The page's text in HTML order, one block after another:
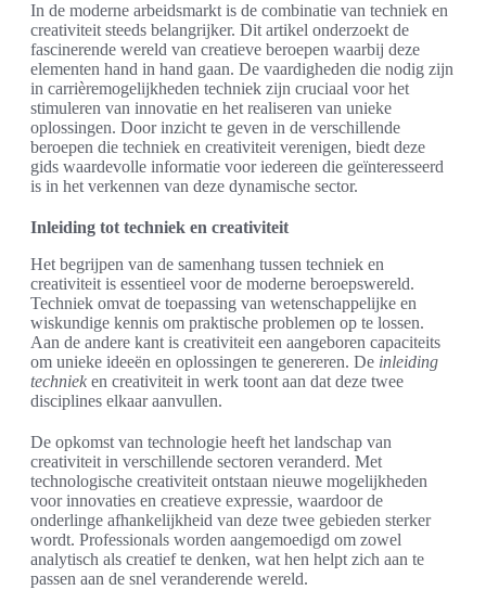
In de moderne arbeidsmarkt is de combinatie van techniek en
creativiteit steeds belangrijker. Dit artikel onderzoekt de
fascinerende wereld van creatieve beroepen waarbij deze
elementen hand in hand gaan. De vaardigheden die nodig zijn
in carrièremogelijkheden techniek zijn cruciaal voor het
stimuleren van innovatie en het realiseren van unieke
oplossingen. Door inzicht te geven in de verschillende
beroepen die techniek en creativiteit verenigen, biedt deze
gids waardevolle informatie voor iedereen die geïnteresseerd
is in het verkennen van deze dynamische sector.
Inleiding tot techniek en creativiteit
Het begrijpen van de samenhang tussen techniek en
creativiteit is essentieel voor de moderne beroepswereld.
Techniek omvat de toepassing van wetenschappelijke en
wiskundige kennis om praktische problemen op te lossen.
Aan de andere kant is creativiteit een aangeboren capaciteits
om unieke ideeën en oplossingen te genereren. De inleiding
techniek en creativiteit in werk toont aan dat deze twee
disciplines elkaar aanvullen.
De opkomst van technologie heeft het landschap van
creativiteit in verschillende sectoren veranderd. Met
technologische creativiteit ontstaan nieuwe mogelijkheden
voor innovaties en creatieve expressie, waardoor de
onderlinge afhankelijkheid van deze twee gebieden sterker
wordt. Professionals worden aangemoedigd om zowel
analytisch als creatief te denken, wat hen helpt zich aan te
passen aan de snel veranderende wereld.